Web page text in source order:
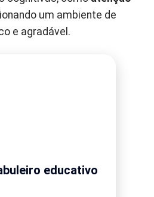
um ambiente de
e agradável.
educativo